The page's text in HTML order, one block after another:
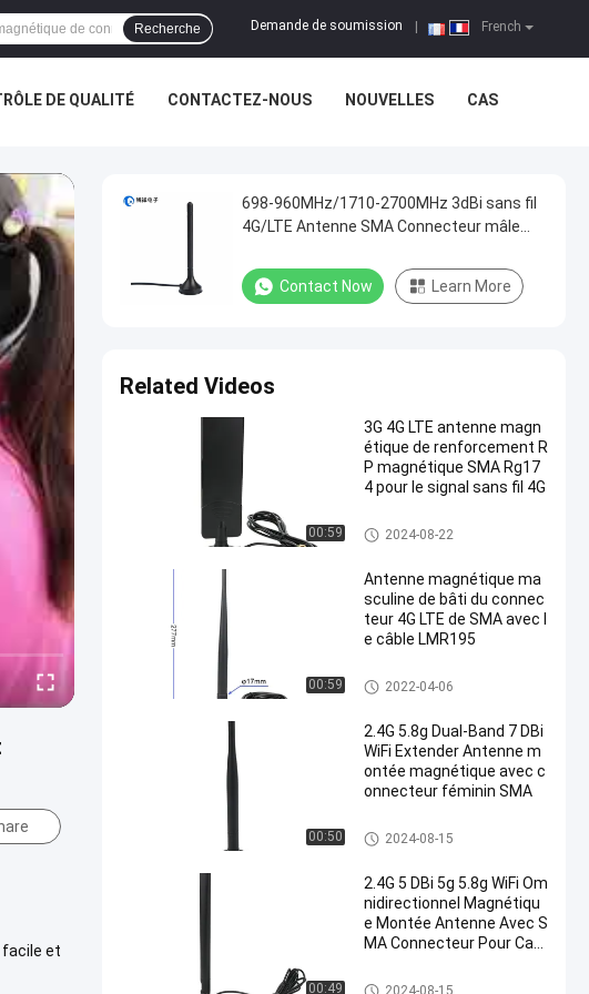
French
Demande de soumission
Recherche
DE QUALITÉ CONTACTEZ-NOUS NOUVELLES CAS
facile et
698-960MHz/1710-2700MHz 3dBi sans fil
4G/LTE Antenne SMA Connecteur mâle
Contact Now Learn More
Related Videos
00:59
3G 4G LTE antenne magn
étique de renforcement R
P magnétique SMA Rg17
4 pour le signal sans fil 4G
antenne basse magnétique
2024-08-22
00:59
Antenne magnétique ma
sculine de bâti du connec
teur 4G LTE de SMA avec l
e câble LMR195
antenne basse magnétique
2022-04-06
00:50
2.4G 5.8g Dual-Band 7 DBi
WiFi Extender Antenne m
ontée magnétique avec c
onnecteur féminin SMA
antenne basse magnétique
2024-08-15
00:49
2.4G 5 DBi 5g 5.8g WiFi Om
nidirectionnel Magnétiqu
e Montée Antenne Avec S
MA Connecteur Pour Cart
antenne basse magnétique
2024-08-15